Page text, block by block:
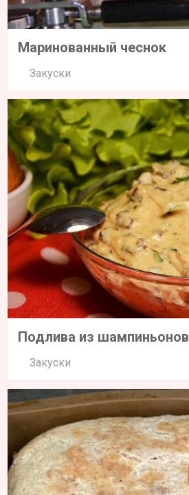
Маринованный чеснок
Закуски
Подлива из шампиньонов
Закуски